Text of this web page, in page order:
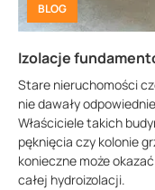
BLOG
Izolacje
Stare nieruchomości
nie dawały
Właściciele takich
pęknięcia czy kolonie
konieczne może
całej hydroizolacji.